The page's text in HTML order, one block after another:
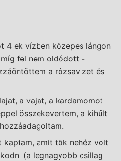
4 ek vízben közepes lángon
fel nem oldódott -
a rózsavizet és
a vajat, a kardamomot
összekevertem, a kihűlt
kaptam, amit tök nehéz volt
(a legnagyobb csillag